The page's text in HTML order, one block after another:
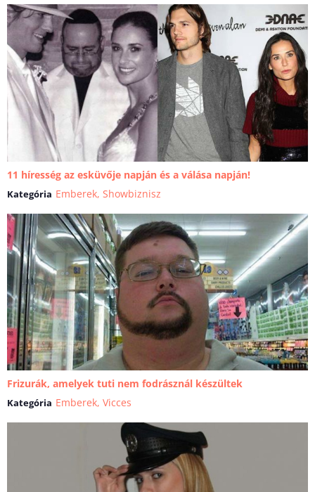
11 híresség az esküvője napján és a válása napján!
Kategória Emberek, Showbiznisz
Frizurák, amelyek tuti nem fodrásznál készültek
Kategória Emberek, Vicces